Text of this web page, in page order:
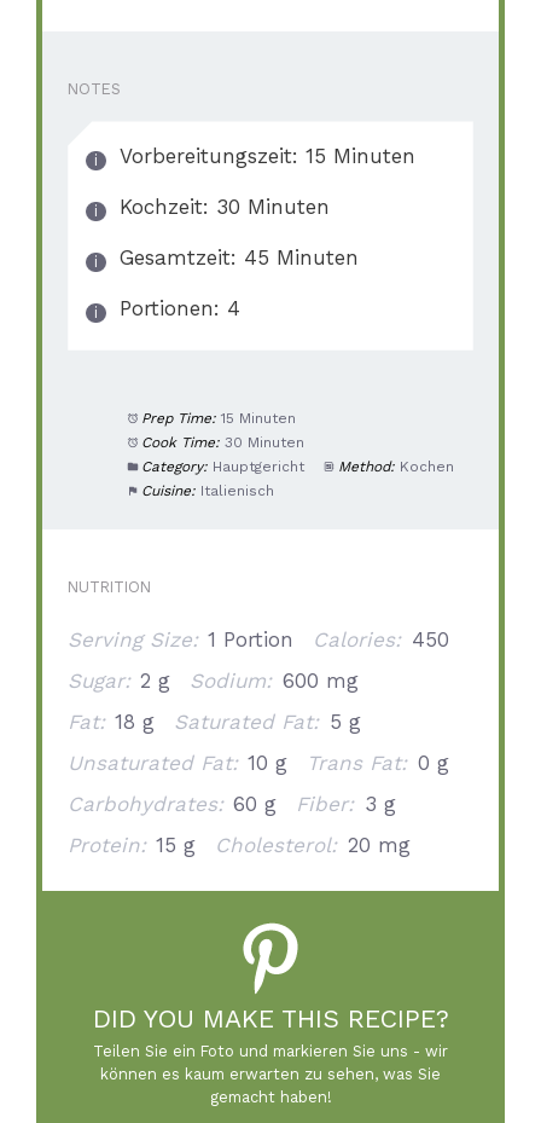
NOTES
Vorbereitungszeit: 15 Minuten
Kochzeit: 30 Minuten
Gesamtzeit: 45 Minuten
Portionen: 4
Prep Time: 15 Minuten
Cook Time: 30 Minuten
Category: Hauptgericht Method: Kochen
Cuisine: Italienisch
NUTRITION
Serving Size: 1 Portion Calories: 450
Sugar: 2 g Sodium: 600 mg
Fat: 18 g Saturated Fat: 5 g
Unsaturated Fat: 10 g Trans Fat: 0 g
Carbohydrates: 60 g Fiber: 3 g
Protein: 15 g Cholesterol: 20 mg
DID YOU MAKE THIS RECIPE?
Teilen Sie ein Foto und markieren Sie uns - wir
können es kaum erwarten zu sehen, was Sie
gemacht haben!